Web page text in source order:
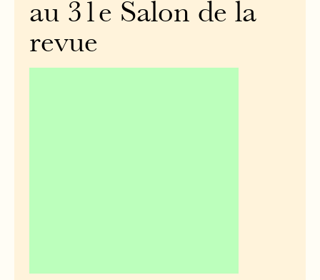
au 31e Salon de la
revue